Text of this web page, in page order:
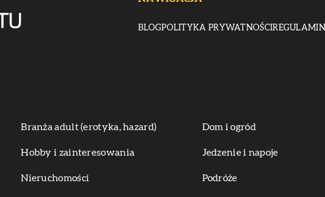
BLOGPOLITYKA PRYWATNOŚCIREGULAMIN
Branża adult (erotyka, hazard) Dom i ogród
Hobby i zainteresowania Jedzenie i napoje
Nieruchomości Podróże